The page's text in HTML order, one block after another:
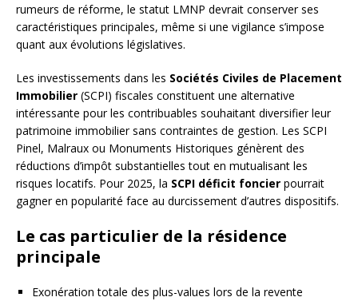
rumeurs de réforme, le statut LMNP devrait conserver ses
caractéristiques principales, même si une vigilance s’impose
quant aux évolutions législatives.
Les investissements dans les Sociétés Civiles de Placement
Immobilier (SCPI) fiscales constituent une alternative
intéressante pour les contribuables souhaitant diversifier leur
patrimoine immobilier sans contraintes de gestion. Les SCPI
Pinel, Malraux ou Monuments Historiques génèrent des
réductions d’impôt substantielles tout en mutualisant les
risques locatifs. Pour 2025, la SCPI déficit foncier pourrait
gagner en popularité face au durcissement d’autres dispositifs.
Le cas particulier de la résidence
principale
Exonération totale des plus-values lors de la revente